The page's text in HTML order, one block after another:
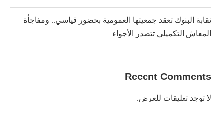
نقابة البنوك تعقد جمعيتها العمومية بحضور قياسي.. ومفاجأة
المعاش التكميلي تتصدر الأجواء
Recent Comments
لا توجد تعليقات للعرض.